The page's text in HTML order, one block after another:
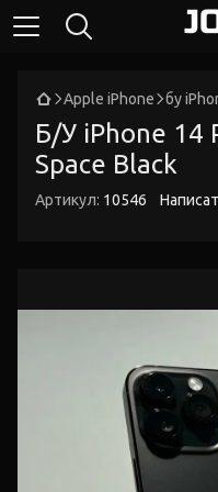
Apple iPhone бу
Б/У iPhone 14
Space Black
Артикул: 10546